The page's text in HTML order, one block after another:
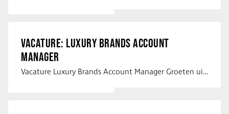
VACATURE: LUXURY BRANDS ACCOUNT
MANAGER
Vacature Luxury Brands Account Manager Groeten uit Spanje! Vanaf mijn …